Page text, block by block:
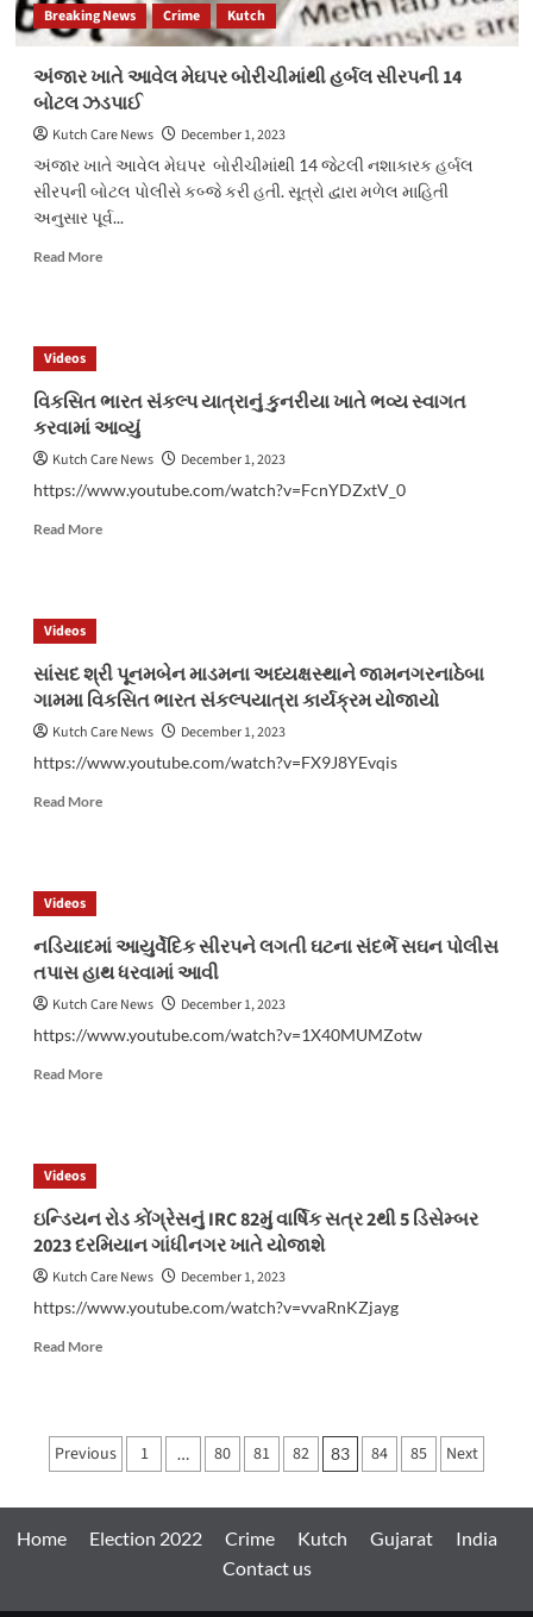
Breaking News Crime Kutch
અંજાર ખાતે આવેલ મેઘપર બોરીચીમાંથી હર્બલ સીરપની 14
બોટલ ઝડપાઈ
Kutch Care News
December 1, 2023
અંજાર ખાતે આવેલ મેઘપર બોરીચીમાંથી 14 જેટલી નશાકારક હર્બલ
સીરપની બોટલ પોલીસે કબ્જે કરી હતી. સૂત્રો દ્વારા મળેલ માહિતી
અનુસાર પૂર્વ...
Read MoreRead
બોરીચીમાંથી
હર્બલ
સીરપની
બોટલ
ઝડપાઈ
Videos
વિકસિત ભારત સંકલ્પ યાત્રાનું કુનરીયા ખાતે ભવ્ય સ્વાગત
કરવામાં આવ્યું
Kutch Care News
December 1, 2023
https://www.youtube.com/watch?v=FcnYDZxtV_0
Read MoreRead
યાત્રાનું
કુનરીયા
ખાતે
ભવ્ય
કરવામાં
આવ્યું
Videos
સાંસદ શ્રી પૂનમબેન માડમના અધ્યક્ષસ્થાને જામનગરનાઠેબા
ગામમા વિકસિત ભારત સંકલ્પયાત્રા કાર્યક્રમ યોજાયો
Kutch Care News
December 1, 2023
https://www.youtube.com/watch?v=FX9J8YEvqis
Read MoreRead
માડમના
અધ્યક્ષસ્થાને
જામનગરનાઠેબા
ગામમા
ભારત
સંકલ્પયાત્રા
Videos
નડિયાદમાં આયુર્વેદિક સીરપને લગતી ઘટના સંદર્ભે સઘન પોલીસ
તપાસ હાથ ધરવામાં આવી
Kutch Care News
December 1, 2023
https://www.youtube.com/watch?v=1X40MUMZotw
Read MoreRead
લગતી
ઘટના
સંદર્ભે
સઘન
તપાસ
હાથ
Videos
ઇન્ડિયન રોડ કોંગ્રેસનું IRC 82મું વાર્ષિક સત્ર 2થી 5 ડિસેમ્બર
2023 દરમિયાન ગાંધીનગર ખાતે યોજાશે
Kutch Care News
December 1, 2023
https://www.youtube.com/watch?v=vvaRnKZjayg
Read MoreRead
રોડ
કોંગ્રેસનું
સત્ર
Posts
pagination
Previous 1 … 80 81 82 83 84 85 Next
Home Election 2022 Crime Kutch Gujarat
India
Contact us